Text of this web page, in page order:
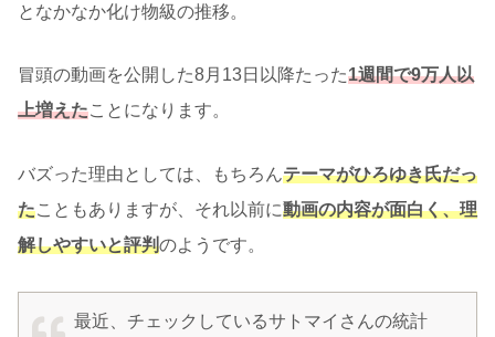
となかなか化け物級の推移。
冒頭の動画を公開した8月13日以降たった1週間で9万人以
上増えたことになります。
バズった理由としては、もちろんテーマがひろゆき氏だっ
たこともありますが、それ以前に動画の内容が面白く、理
解しやすいと評判のようです。
最近、チェックしているサトマイさんの統計